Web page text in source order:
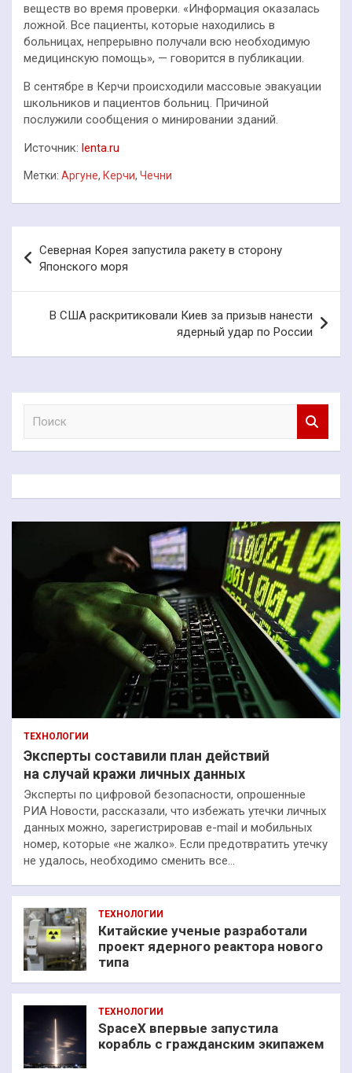
веществ во время проверки. «Информация оказалась
ложной. Все пациенты, которые находились в
больницах, непрерывно получали всю необходимую
медицинскую помощь», — говорится в публикации.
В сентябре в Керчи происходили массовые эвакуации
школьников и пациентов больниц. Причиной
послужили сообщения о минировании зданий.
Источник: lenta.ru
Метки: Аргуне, Керчи, Чечни
по
записям
Северная Корея запустила ракету в сторону
Японского моря
В США раскритиковали Киев за призыв нанести
ядерный удар по России
к
ТЕХНОЛОГИИ
Эксперты составили план действий
на случай кражи личных данных
Эксперты по цифровой безопасности, опрошенные
РИА Новости, рассказали, что избежать утечки личных
данных можно, зарегистрировав e-mail и мобильных
номер, которые «не жалко». Если предотвратить утечку
не удалось, необходимо сменить все…
ТЕХНОЛОГИИ
Китайские ученые разработали
проект ядерного реактора нового
типа
ТЕХНОЛОГИИ
SpaceX впервые запустила
корабль с гражданским экипажем